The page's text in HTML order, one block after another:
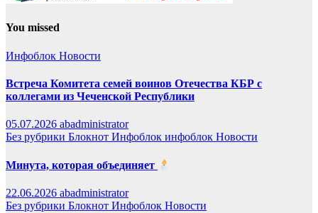
You missed
Инфоблок Новости
Встреча Комитета семей воинов Отечества КБР с
коллегами из Чеченской Республики
05.07.2026 abadministrator
Без рубрики Блокнот Инфоблок инфоблок Новости
Минута, которая объединяет
22.06.2026 abadministrator
Без рубрики Блокнот Инфоблок Новости